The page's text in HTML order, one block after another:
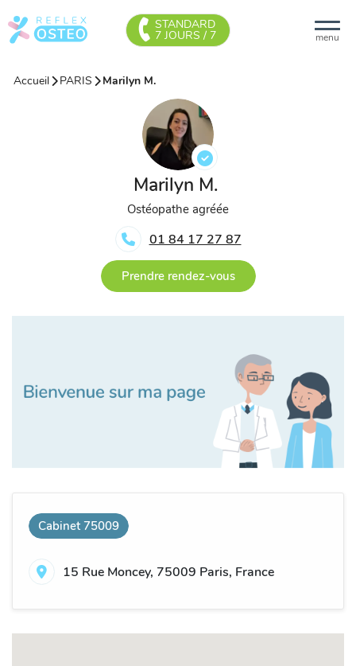
menu
STANDARD
7 JOURS / 7
Accueil PARIS Marilyn M.
Marilyn M.
Ostéopathe agréée
01 84 17 27 87
Prendre rendez-vous
Cabinet 75009
15 Rue Moncey, 75009 Paris, France